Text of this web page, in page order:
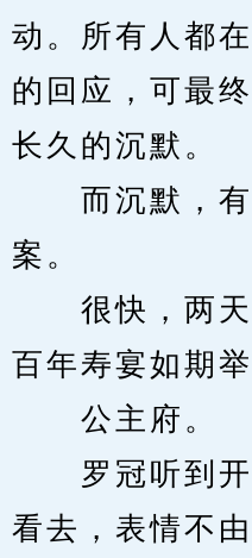
动。所有人都
的回应，可最
长久的沉默。
而沉默，有
案。
很快，两天
百年寿宴如期举
公主府。
罗冠听到开
看去，表情不